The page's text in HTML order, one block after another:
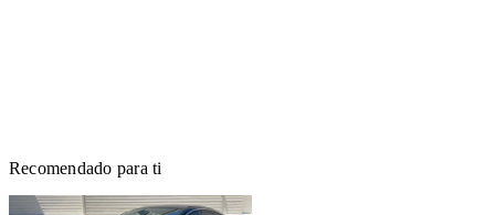
Recomendado para ti